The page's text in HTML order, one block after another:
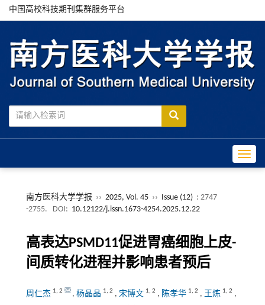
中国高校科技期刊集群服务平台
南方医科大学学报 ›› 2025, Vol. 45 ›› Issue (12) : 2747
-2755.
DOI: 10.12122/j.issn.1673-4254.2025.12.22
高表达PSMD11促进胃癌细胞上皮-
间质转化进程并影响患者预后
周仁杰 1, 2 , 杨晶晶 1, 2 , 宋博文 1, 2 , 陈孝华 1, 2 , 王炼 1, 2 ,